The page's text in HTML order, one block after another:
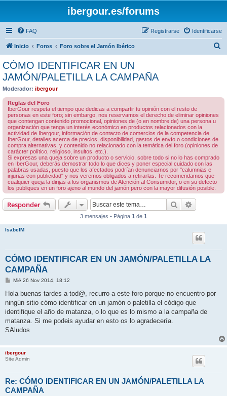
ibergour.es/forums
FAQ Identificarse
Registrarse
Inicio Foros Foro sobre el Jamón Ibérico
CÓMO IDENTIFICAR EN UN
JAMÓN/PALETILLA LA CAMPAÑA
Moderador: ibergour
Reglas del Foro
IberGour respeta el tiempo que dedicas a compartir tu opinión con el resto de
personas en este foro; sin embargo, nos reservamos el derecho de eliminar opiniones
que contengan contenido promocional, opiniones de (o en nombre de) una persona u
organización que tenga un interés económico en productos relacionados con la
actividad de Ibergour, información de contacto de comercios de la competencia de
IberGour, detalles acerca de precios, disponibilidad, gastos de envío o condiciones de
compra alternativas, y contenido no relacionado con la temática del foro (opiniones de
carácter político, religioso, insultos, etc.).
Si expresas una queja sobre un producto o servicio, sobre todo si no lo has comprado
en IberGour, deberás demostrar todo lo que dices y poner especial cuidado con las
palabras usadas, puesto que los afectados podrían denunciarnos por "calumnias e
injurias con publicidad" y nos veremos obligados a retirarlas. Te recomendamos que
cualquier queja la dirijas a los organismos de Atención al Consumidor, o en su defecto
los publiques en un foro ajeno al mundo del jamón pero con la mayor difusión posible.
Responder Buscar
3 mensajes • Página 1 de 1
IsabelM
CÓMO IDENTIFICAR EN UN JAMÓN/PALETILLA LA
CAMPAÑA
M
n
a
j
Mié 26 Nov 2014, 18:12
Hola buenas tardes a tod@, recurro a este foro porque no encuentro por
ningún sitio cómo identificar en un jamón o paletilla el código que
identifique el año de matanza, o lo que es lo mismo a la campaña de
matanza. Si me podeis ayudar en esto os lo agradecería.
SAludos
ibergour
Site Admin
Re: CÓMO IDENTIFICAR EN UN JAMÓN/PALETILLA LA
CAMPAÑA